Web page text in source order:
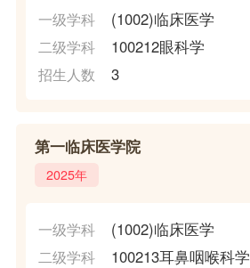
一级学科 (1002)临床医学
二级学科 100212眼科学
招生人数 3
第一临床医学院
2025年
一级学科 (1002)临床医学
二级学科 100213耳鼻咽喉科学